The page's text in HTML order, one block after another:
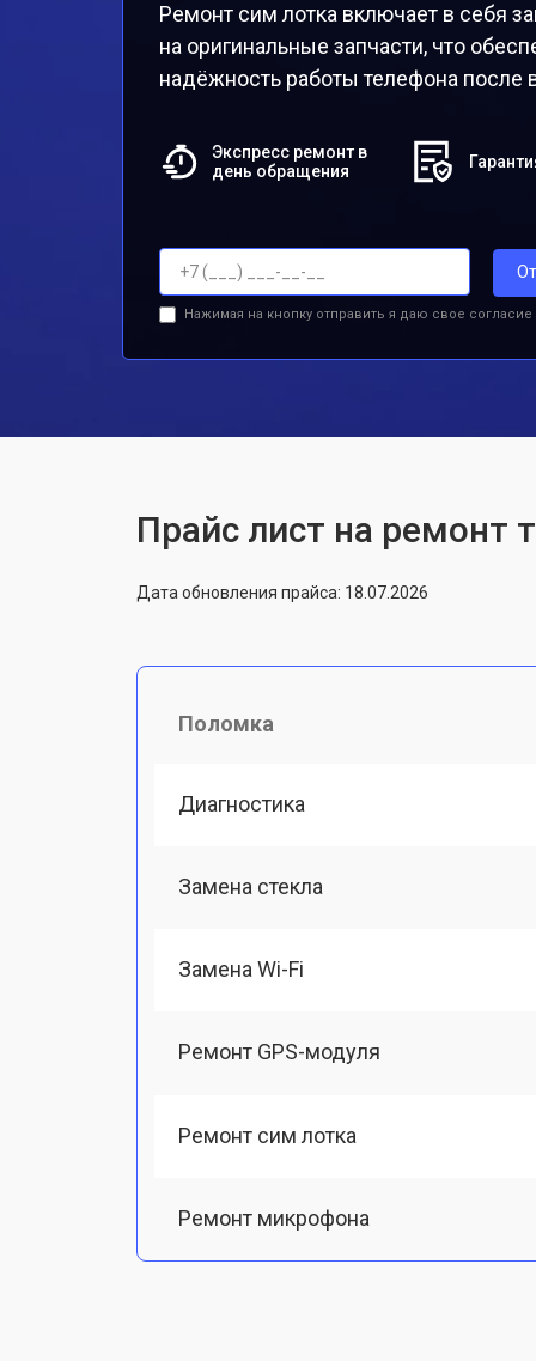
Ремонт сим лотка включает в себя
на оригинальные запчасти, что
надёжность работы телефона после
Экспресс ремонт в
день обращения
Нажимая на кнопку отправить я даю свое согласие
Прайс лист на ремонт
Дата обновления прайса: 18.07.2026
Поломка
Диагностика
Замена стекла
Замена Wi-Fi
Ремонт GPS-модуля
Ремонт сим лотка
Ремонт микрофона